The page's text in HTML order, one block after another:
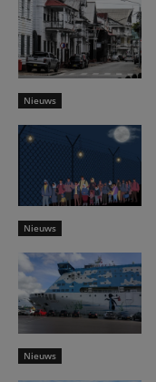
Nieuws
Nieuws
Nieuws